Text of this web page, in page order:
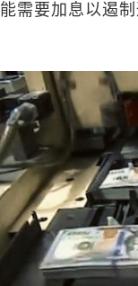
需要加息以遏制